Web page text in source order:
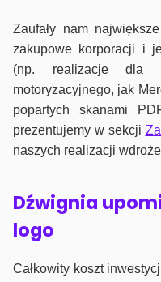
Zaufały nam
zakupowe korporacji i
(np. realizacje dla
motoryzacyjnego, jak
popartych skanami
prezentujemy w sekcji
naszych realizacji
Dźwignia
logo
Całkowity koszt